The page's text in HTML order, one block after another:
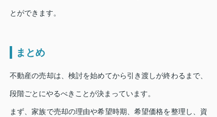
とができます。
まとめ
不動産の売却は、検討を始めてから引き渡しが終わるまで、
段階ごとにやるべきことが決まっています。
まず、家族で売却の理由や希望時期、希望価格を整理し、資